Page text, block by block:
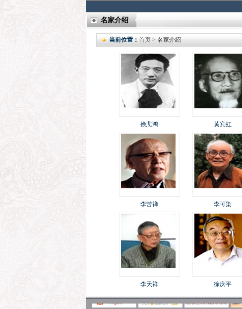
名家介绍
当前位置： 首页> 名家介绍
徐悲鸿 黄宾虹
李苦禅 李可染
李天祥 徐庆平